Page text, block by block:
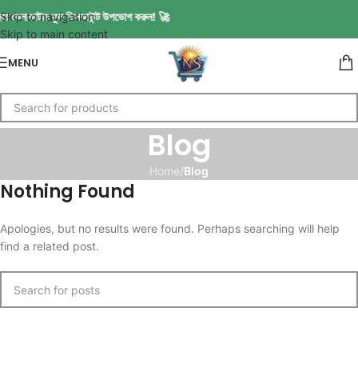
কেনাকাটায় ফুল ডিসকাউন্ট উপভোগ করুন! 🚀
Skip to navigation
Skip to main content
MENU
Blog
Home/Blog
Nothing Found
Apologies, but no results were found. Perhaps searching will help
find a related post.